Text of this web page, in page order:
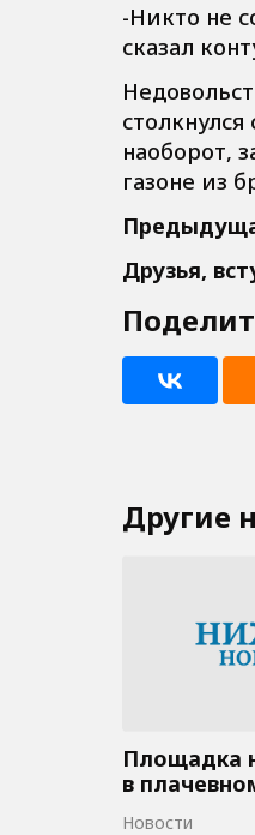
-Никто не
сказал
наоборот,
газоне из
Друзья,
Другие
Площадка
в
Новости